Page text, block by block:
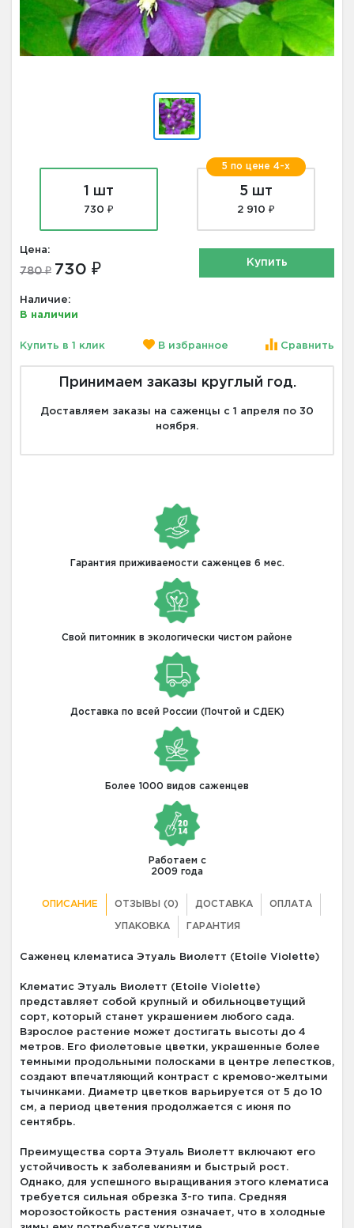
1 шт
730 ₽
5 по цене 4-х
5 шт
2 910 ₽
Цена:
780 ₽ 730 ₽
Наличие:
В наличии
Купить
Купить в 1 клик В избранное Сравнить
Принимаем заказы круглый год.
Доставляем заказы на саженцы с 1 апреля по 30
ноября.
Гарантия приживаемости саженцев 6 мес.
Свой питомник в экологически чистом районе
Доставка по всей России (Почтой и СДЕК)
Более 1000 видов саженцев
Работаем с
2009 года
ОПИСАНИЕ ОТЗЫВЫ (0) ДОСТАВКА ОПЛАТА
УПАКОВКА ГАРАНТИЯ
Саженец клематиса Этуаль Виолетт (Etoile Violette)
Клематис Этуаль Виолетт (Etoile Violette)
представляет собой крупный и обильноцветущий
сорт, который станет украшением любого сада.
Взрослое растение может достигать высоты до 4
метров. Его фиолетовые цветки, украшенные более
темными продольными полосками в центре лепестков,
создают впечатляющий контраст с кремово-желтыми
тычинками. Диаметр цветков варьируется от 5 до 10
см, а период цветения продолжается с июня по
сентябрь.
Преимущества сорта Этуаль Виолетт включают его
устойчивость к заболеваниям и быстрый рост.
Однако, для успешного выращивания этого клематиса
требуется сильная обрезка 3-го типа. Средняя
морозостойкость растения означает, что в холодные